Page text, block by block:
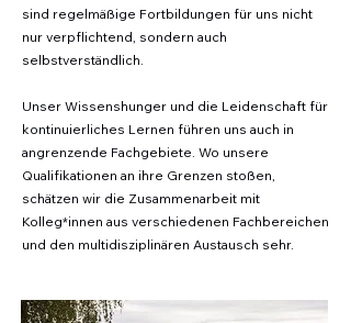
sind regelmäßige Fortbildungen für uns nicht
nur verpflichtend, sondern auch
selbstverständlich.
Unser Wissenshunger und die Leidenschaft für
kontinuierliches Lernen führen uns auch in
angrenzende Fachgebiete. Wo unsere
Qualifikationen an ihre Grenzen stoßen,
schätzen wir die Zusammenarbeit mit
Kolleg*innen aus verschiedenen Fachbereichen
und den multidisziplinären Austausch sehr.